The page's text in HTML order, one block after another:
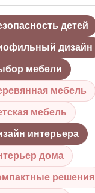
детей
дизайн
мебели
мебель
мебель
интерьера
дома
решения